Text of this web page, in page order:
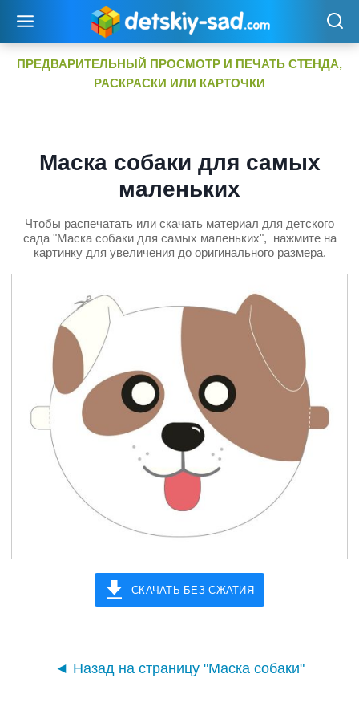
содержимому
ПРЕДВАРИТЕЛЬНЫЙ ПРОСМОТР И ПЕЧАТЬ СТЕНДА,
РАСКРАСКИ ИЛИ КАРТОЧКИ
Маска собаки для самых
маленьких
Чтобы распечатать или скачать материал для детского
сада "Маска собаки для самых маленьких", нажмите на
картинку для увеличения до оригинального размера.
СКАЧАТЬ БЕЗ СЖАТИЯ
◄ Назад на страницу "Маска собаки"